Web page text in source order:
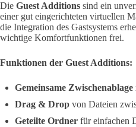
Die Guest Additions sind ein
einer gut eingerichteten virtuellen
die Integration des Gastsystems
wichtige Komfortfunktionen frei.
Funktionen der Guest Additions:
Gemeinsame Zwischenablage
Drag & Drop von Dateien
Geteilte Ordner für einfachen